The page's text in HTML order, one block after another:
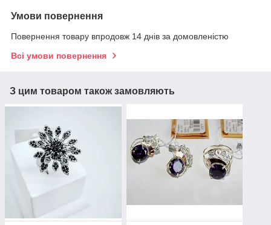
Умови повернення
Повернення товару впродовж 14 днів за домовленістю
Всі умови повернення
З цим товаром також замовляють